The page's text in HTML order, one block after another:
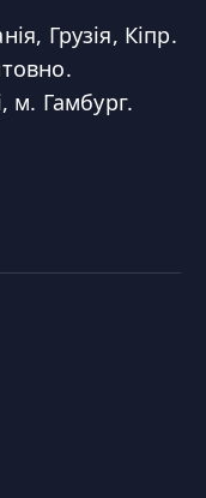
Грузія, Кіпр.
м. Гамбург.